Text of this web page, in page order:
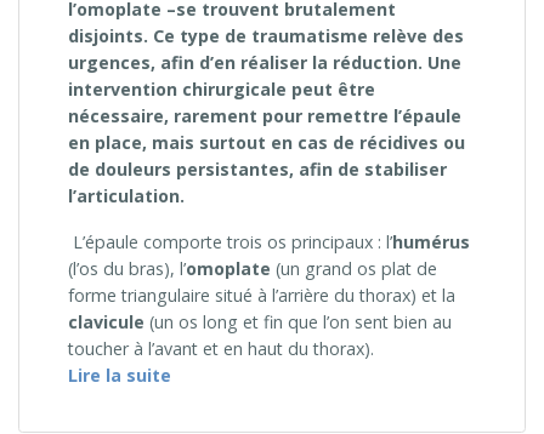
l’omoplate –se trouvent brutalement
disjoints. Ce type de traumatisme relève des
urgences, afin d’en réaliser la réduction. Une
intervention chirurgicale peut être
nécessaire, rarement pour remettre l’épaule
en place, mais surtout en cas de récidives ou
de douleurs persistantes, afin de stabiliser
l’articulation.
L’épaule comporte trois os principaux : l’humérus
(l’os du bras), l’omoplate (un grand os plat de
forme triangulaire situé à l’arrière du thorax) et la
clavicule (un os long et fin que l’on sent bien au
toucher à l’avant et en haut du thorax).
Lire la suite